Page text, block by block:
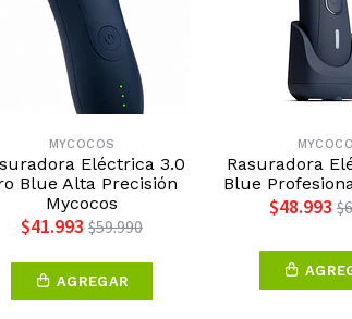
MYCOCOS
Eléctrica 3.0
Blue Alta Precisión
Mycocos
$41.993 $59.990
AGREGAR
Rasuradora
Blue
$48.993